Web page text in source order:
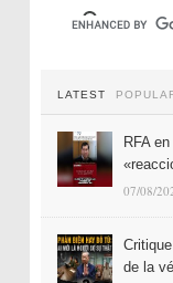
LATEST
RFA
07/08/
de la